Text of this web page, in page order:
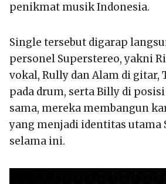
penikmat musik Indonesia.
Single tersebut digarap
personel Superstereo, yakni
vokal, Rully dan Alam di gitar,
pada drum, serta Billy di posisi
sama, mereka membangun
yang menjadi identitas utama
selama ini.